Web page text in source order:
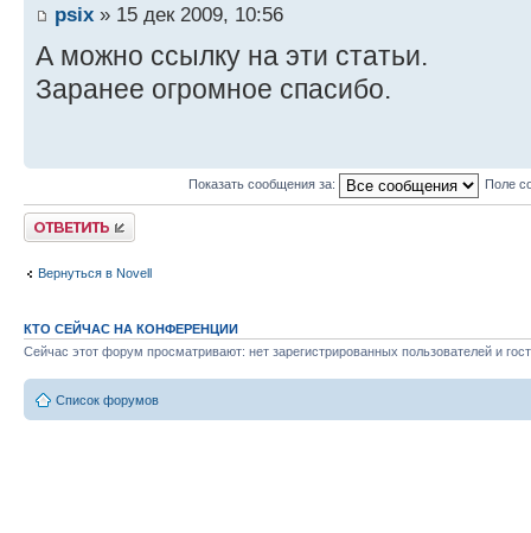
psix » 15 дек 2009, 10:56
А можно ссылку на эти статьи.
Заранее огромное спасибо.
Показать сообщения за: Поле
Ответить
Вернуться в Novell
КТО СЕЙЧАС НА КОНФЕРЕНЦИИ
Сейчас этот форум просматривают: нет зарегистрированных пользователей и
Список форумов